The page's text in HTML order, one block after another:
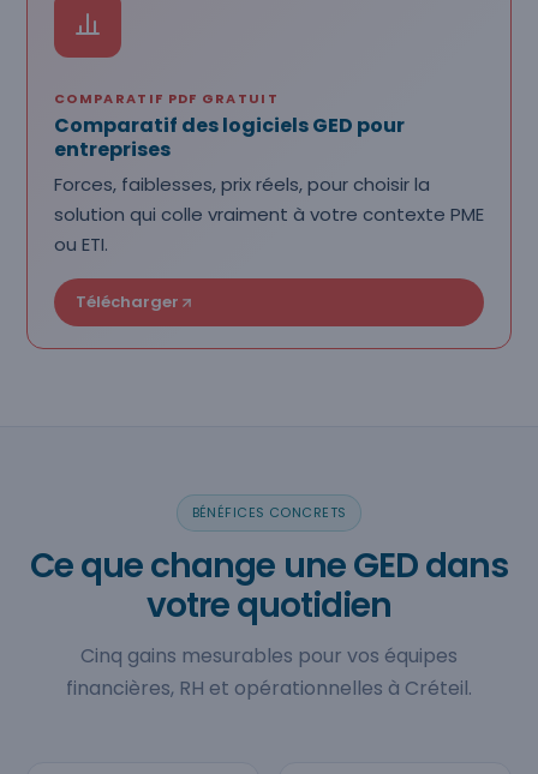
COMPARATIF PDF GRATUIT
Comparatif des logiciels GED pour
entreprises
Forces, faiblesses, prix réels, pour choisir la
solution qui colle vraiment à votre contexte PME
ou ETI.
Télécharger
BÉNÉFICES CONCRETS
Ce que change une GED dans
votre quotidien
Cinq gains mesurables pour vos équipes
financières, RH et opérationnelles à Créteil.